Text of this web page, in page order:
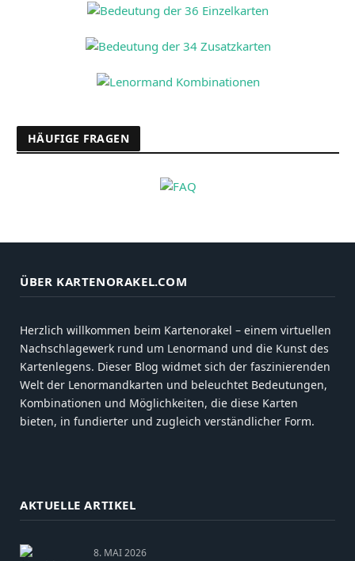
HÄUFIGE FRAGEN
ÜBER KARTENORAKEL.COM
Herzlich willkommen beim Kartenorakel – einem virtuellen
Nachschlagewerk rund um Lenormand und die Kunst des
Kartenlegens. Dieser Blog widmet sich der faszinierenden
Welt der Lenormandkarten und beleuchtet Bedeutungen,
Kombinationen und Möglichkeiten, die diese Karten
bieten, in fundierter und zugleich verständlicher Form.
AKTUELLE ARTIKEL
8. MAI 2026